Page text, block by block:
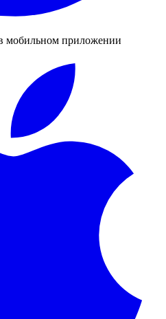
мобильном приложении